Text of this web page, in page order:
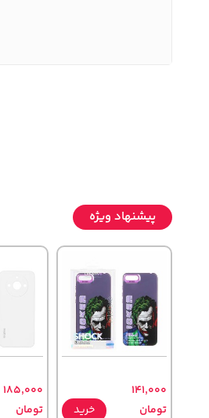
پیشنهاد ویژه
141,000
تومان
خرید
185,000
تومان